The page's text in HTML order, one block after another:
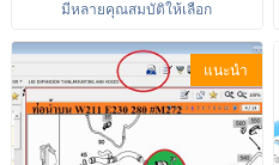
ดีW204 #ท่อรวมไอ
ดีW203 #ท่อรวมไอ
ดีW211 ท่อร่วมไอดี สําห
รับ Mercedes‐Benz V6
มีหลายคุณสมบัติให้เลือก
แนะนำ